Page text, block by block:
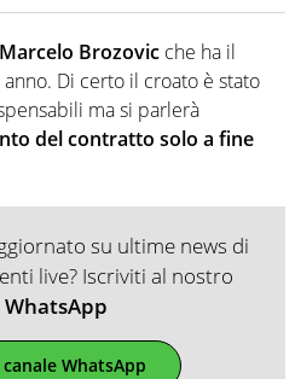
Marcelo Brozovic che ha il
Di certo il croato è stato
ma si parlerà
del contratto solo a fine
su ultime news di
live? Iscriviti al nostro
WhatsApp
WhatsApp